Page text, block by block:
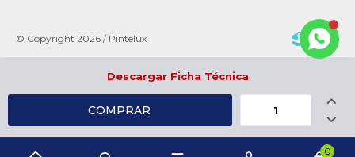
0
Descargar Ficha Técnica
COMPRAR


© Copyright 2026 / Pintelux
Fenicio